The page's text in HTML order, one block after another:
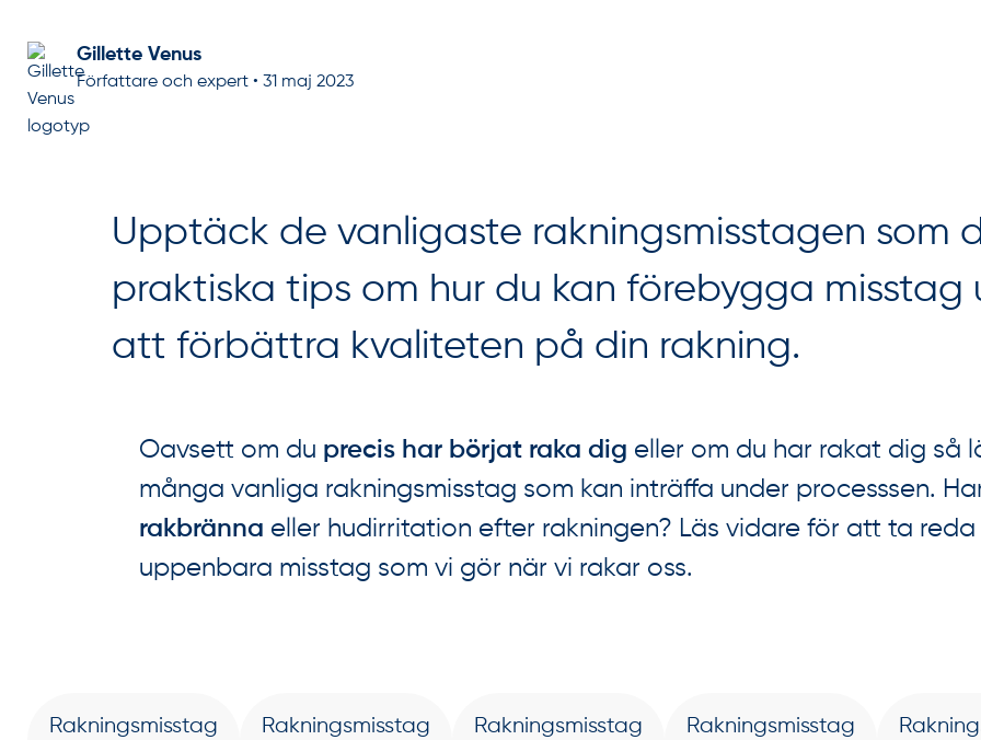
Gillette Venus
Författare och expert • 31 maj 2023
Upptäck de vanligaste rakningsmisstagen som
praktiska tips om hur du kan förebygga misstag
att förbättra kvaliteten på din rakning.
Oavsett om du precis har börjat raka dig eller om du har rakat dig så
många vanliga rakningsmisstag som kan inträffa under processsen.
rakbränna eller hudirritation efter rakningen? Läs vidare för att ta
uppenbara misstag som vi gör när vi rakar oss.
Rakningsmisstag
Rakningsmisstag
Rakningsmisstag
Rakningsmisstag